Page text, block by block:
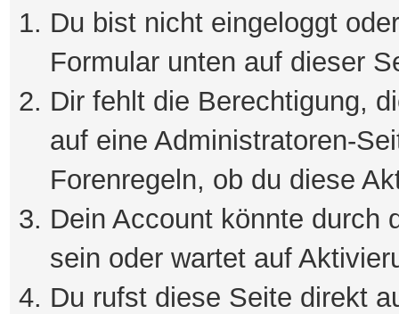
Du bist nicht eingeloggt
Formular unten auf dieser
Dir fehlt die Berechtigung,
auf eine Administratoren-
Forenregeln, ob du diese
Dein Account könnte durch
sein oder wartet auf
Du rufst diese Seite direkt